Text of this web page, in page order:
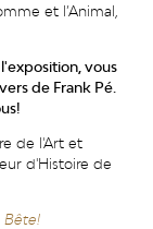
et l’Animal,
vous
de Frank Pé.
de l'Art et
d'Histoire de
Bête!